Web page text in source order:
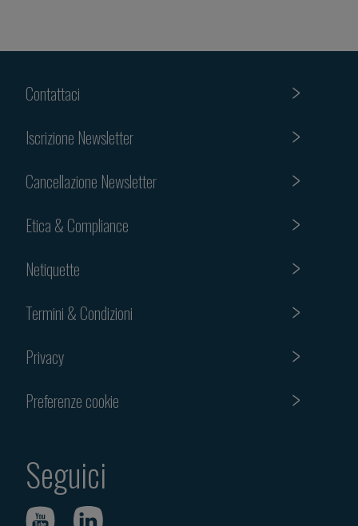
Contattaci
Iscrizione Newsletter
Cancellazione Newsletter
Etica & Compliance
Netiquette
Termini & Condizioni
Privacy
Preferenze cookie
Seguici